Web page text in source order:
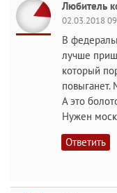
Любитель
02.03.2018
В
лучше
который
А это
Нужен
Ответить